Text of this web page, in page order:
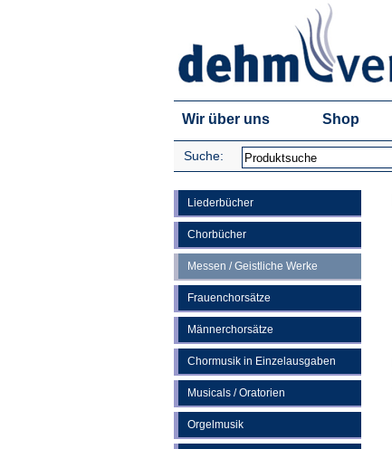
Wir über uns Shop
Suche:
Liederbücher
Chorbücher
Messen / Geistliche Werke
Frauenchorsätze
Männerchorsätze
Chormusik in Einzelausgaben
Musicals / Oratorien
Orgelmusik